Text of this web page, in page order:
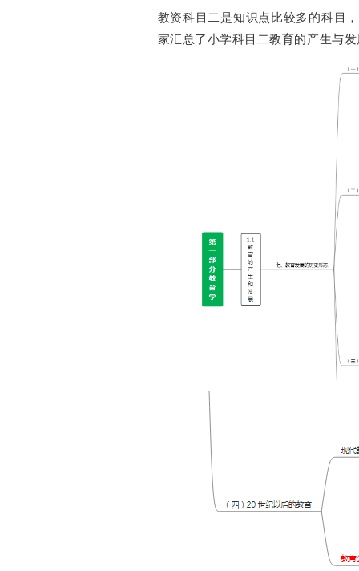
教资科目二是知识点比较多的科目
家汇总了小学科目二教育的产生与